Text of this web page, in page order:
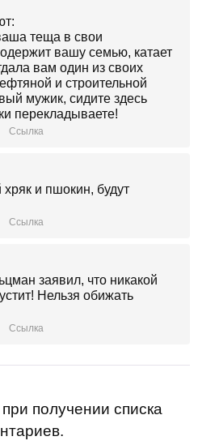
теща в свои
вашу семью, катает
вам один из своих
и строительной
мужик, сидите здесь
перекладываете!
Ссылка
и пшокин, будут
Ссылка
заявил, что никакой
Нельзя обижать
Ссылка
получении списка